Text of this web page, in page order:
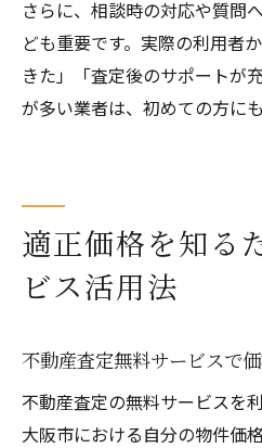
さらに、相談時の対応や質問
ども重要です。実際の利用者
きた」「査定後のサポートが
が多い業者は、初めての方に
適正価格を知る
ビス活用法
不動産査定無料サービスで
不動産査定の無料サービスを
大阪市における自分の物件価